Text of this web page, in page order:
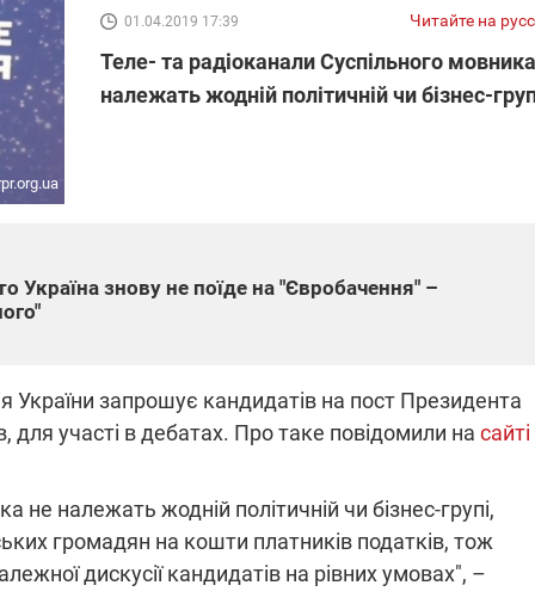
01.04.2019 17:39 Читайте на
Теле- та радіоканали Суспільного
належать жодній політичній чи бізнес-
Україна знову не поїде на "Євробачення" –
України запрошує кандидатів на пост Президента
для участі в дебатах. Про таке повідомили на сайті
не належать жодній політичній чи бізнес-групі,
громадян на кошти платників податків, тож
дискусії кандидатів на рівних умовах", –
СВІТЛА В УКРАЇНІ
без світла після
через аномальну
ПЛІВКИ МІНДІЧА: СПРАВА
взялося за колишнього
директора Енергоатому
З колишнього віцепрем'єра